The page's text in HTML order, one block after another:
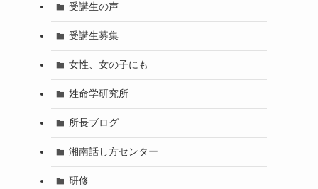
受講生の声
受講生募集
女性、女の子にも
姓命学研究所
所長ブログ
湘南話し方センター
研修